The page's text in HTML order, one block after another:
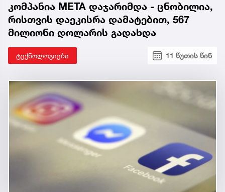
კომპანია META დაჯარიმდა - ცნობილია,
რისთვის დაეკისრა დამატებით, 567
მილიონი დოლარის გადახდა
ტექნოლოგიები 11 წუთის წინ